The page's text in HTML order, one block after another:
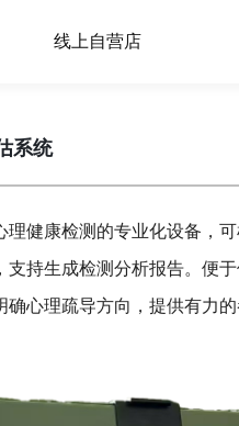
线上自营店
系统
理健康检测的专业化设备，
支持生成检测分析报告。便
确心理疏导方向，提供有力